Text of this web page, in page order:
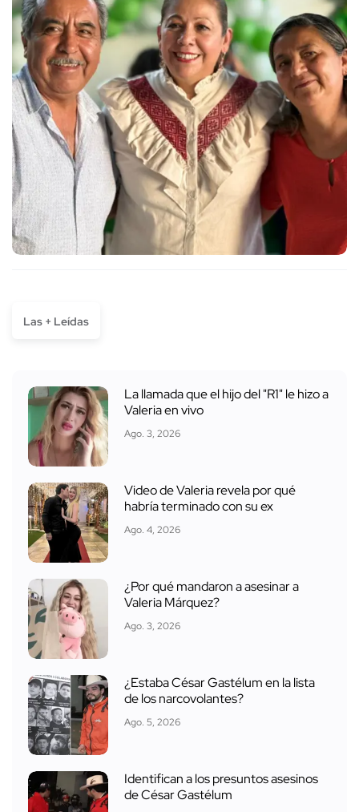
Las + Leídas
La llamada que el hijo del "R1" le hizo a
Valeria en vivo
Ago. 3, 2026
Video de Valeria revela por qué
habría terminado con su ex
Ago. 4, 2026
¿Por qué mandaron a asesinar a
Valeria Márquez?
Ago. 3, 2026
¿Estaba César Gastélum en la lista
de los narcovolantes?
Ago. 5, 2026
Identifican a los presuntos asesinos
de César Gastélum